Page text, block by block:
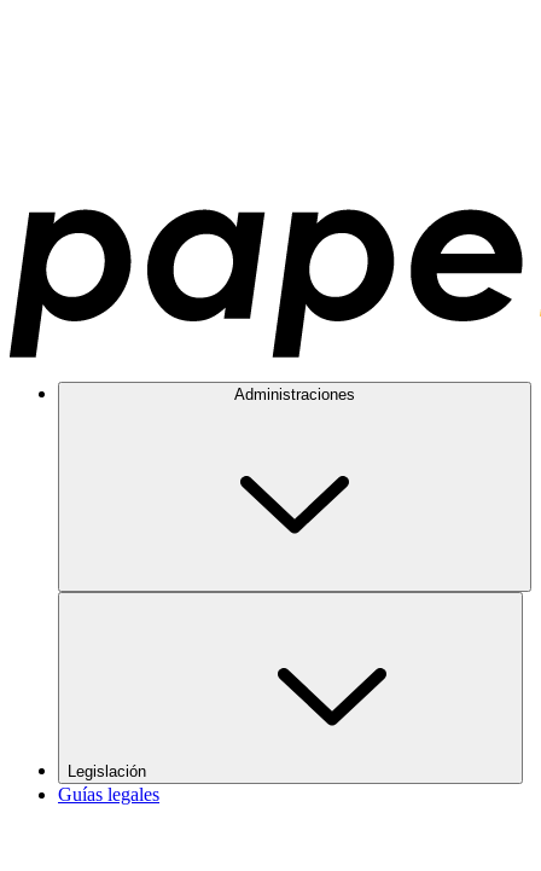
Administraciones
Legislación
Guías legales